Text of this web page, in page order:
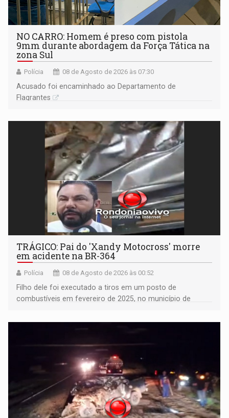
NO CARRO: Homem é preso com pistola
9mm durante abordagem da Força Tática na
zona Sul
Polícia 08 de Agosto de 2026 às 07:30
Acusado foi encaminhado ao Departamento de
Flagrantes
TRÁGICO: Pai do 'Xandy Motocross' morre
em acidente na BR-364
Polícia 08 de Agosto de 2026 às 00:52
Filho dele foi executado a tiros em um posto de
combustíveis em fevereiro de 2025, no município de